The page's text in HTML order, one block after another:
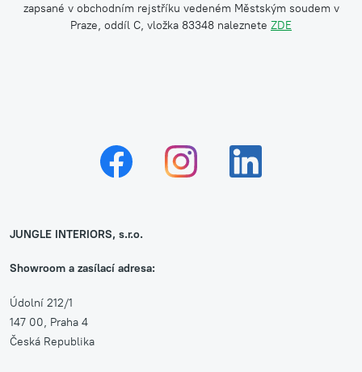
zapsané v obchodním rejstříku vedeném Městským soudem v
Praze, oddíl C, vložka 83348 naleznete ZDE
JUNGLE INTERIORS, s.r.o.
Showroom a zasílací adresa:
Údolní 212/1
147 00, Praha 4
Česká Republika